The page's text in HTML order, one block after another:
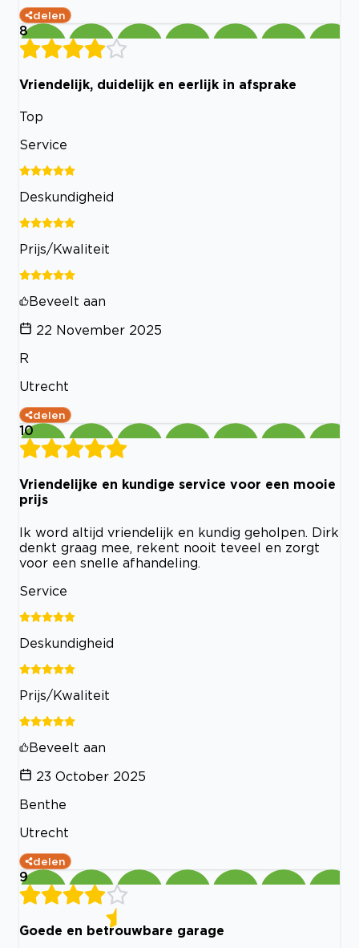
delen
8
Vriendelijk, duidelijk en eerlijk in afsprake
Top
Service
Deskundigheid
Prijs/Kwaliteit
Beveelt aan
22 November 2025
R
Utrecht
delen
10
Vriendelijke en kundige service voor een mooie
prijs
Ik word altijd vriendelijk en kundig geholpen. Dirk
denkt graag mee, rekent nooit teveel en zorgt
voor een snelle afhandeling.
Service
Deskundigheid
Prijs/Kwaliteit
Beveelt aan
23 October 2025
Benthe
Utrecht
delen
9
Goede en betrouwbare garage